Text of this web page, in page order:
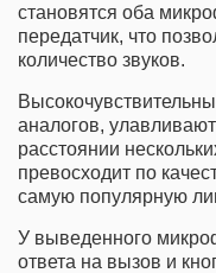
становятся оба
передатчик, что
количество звуков.
аналогов,
расстоянии
превосходит по
самую популярную
У выведенного
ответа на вызов и